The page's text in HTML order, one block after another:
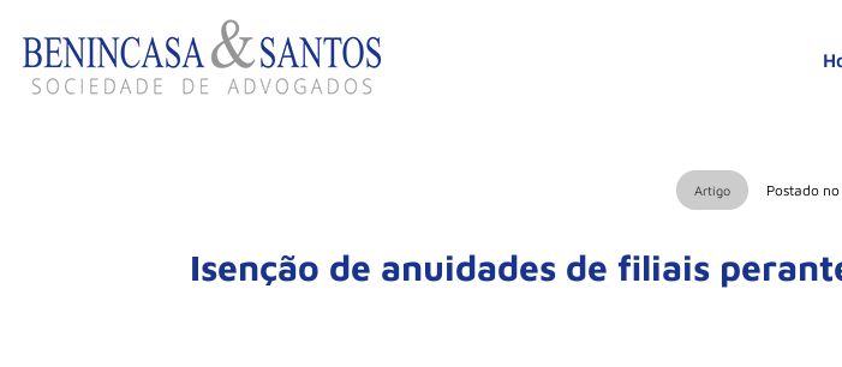
Artigo Postado
Isenção de anuidades de filiais